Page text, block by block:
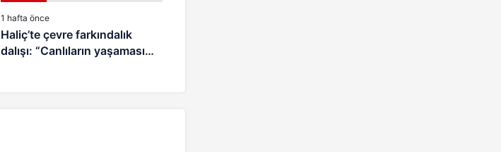
1 hafta önce
Haliç’te çevre farkındalık
dalışı: “Canlıların yaşaması